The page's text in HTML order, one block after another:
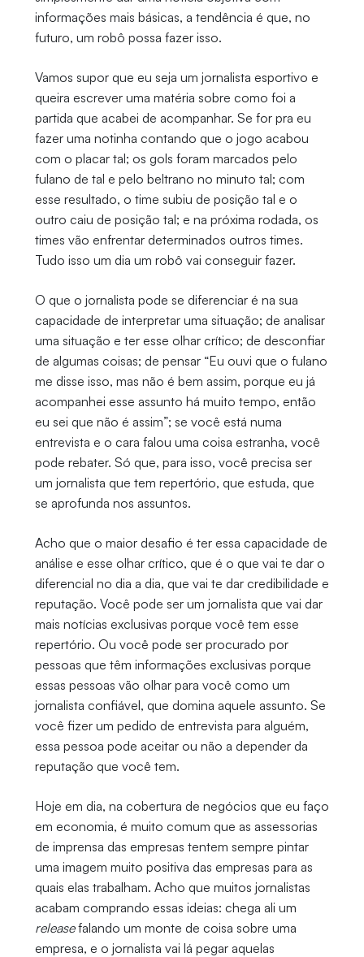
informações mais básicas, a tendência é que, no
futuro, um robô possa fazer isso.
Vamos supor que eu seja um jornalista esportivo e
queira escrever uma matéria sobre como foi a
partida que acabei de acompanhar. Se for pra eu
fazer uma notinha contando que o jogo acabou
com o placar tal; os gols foram marcados pelo
fulano de tal e pelo beltrano no minuto tal; com
esse resultado, o time subiu de posição tal e o
outro caiu de posição tal; e na próxima rodada, os
times vão enfrentar determinados outros times.
Tudo isso um dia um robô vai conseguir fazer.
O que o jornalista pode se diferenciar é na sua
capacidade de interpretar uma situação; de analisar
uma situação e ter esse olhar crítico; de desconfiar
de algumas coisas; de pensar “Eu ouvi que o fulano
me disse isso, mas não é bem assim, porque eu já
acompanhei esse assunto há muito tempo, então
eu sei que não é assim”; se você está numa
entrevista e o cara falou uma coisa estranha, você
pode rebater. Só que, para isso, você precisa ser
um jornalista que tem repertório, que estuda, que
se aprofunda nos assuntos.
Acho que o maior desafio é ter essa capacidade de
análise e esse olhar crítico, que é o que vai te dar o
diferencial no dia a dia, que vai te dar credibilidade e
reputação. Você pode ser um jornalista que vai dar
mais notícias exclusivas porque você tem esse
repertório. Ou você pode ser procurado por
pessoas que têm informações exclusivas porque
essas pessoas vão olhar para você como um
jornalista confiável, que domina aquele assunto. Se
você fizer um pedido de entrevista para alguém,
essa pessoa pode aceitar ou não a depender da
reputação que você tem.
Hoje em dia, na cobertura de negócios que eu faço
em economia, é muito comum que as assessorias
de imprensa das empresas tentem sempre pintar
uma imagem muito positiva das empresas para as
quais elas trabalham. Acho que muitos jornalistas
acabam comprando essas ideias: chega ali um
releasefalando um monte de coisa sobre uma
empresa, e o jornalista vai lá pegar aquelas